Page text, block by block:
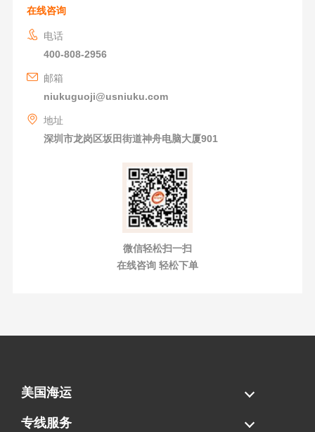
在线咨询
电话
400-808-2956
邮箱
niukuguoji@usniuku.com
地址
深圳市龙岗区坂田街道神舟电脑大厦901
微信轻松扫一扫
在线咨询 轻松下单
美国海运
海运拼柜
海运整柜
美国海卡
加拿大海运
专线服务